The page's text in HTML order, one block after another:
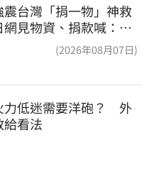
震台灣「捐一物」神救
見物資、捐款喊：給
(2026年08月07日)
力低迷需要洋砲？　外
給看法